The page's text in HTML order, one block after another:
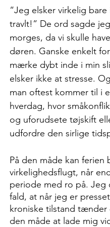
“Jeg elsker virkelig bare
travlt!” De ord sagde
morges, da vi skulle
døren. Ganske enkelt
mærke dybt inde i min
elsker ikke at stresse.
man oftest kommer til i
hverdag, hvor
og uforudsete tøjskift
udfordre den sirlige
På den måde kan ferien
virkelighedsflugt, når
periode med ro på. Jeg
fald, at når jeg er
kroniske tilstand tænder
den måde at lade mig